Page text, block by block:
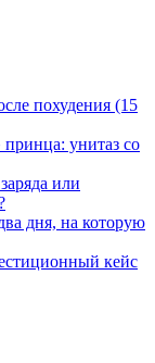
похудения (15
унитаз со
или
дня, на которую
кейс